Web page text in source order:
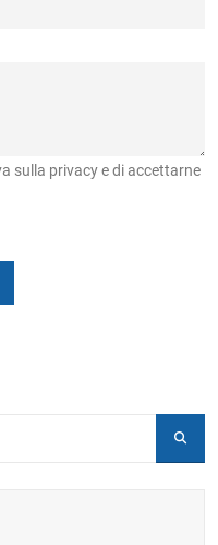
sulla privacy e di accettarne